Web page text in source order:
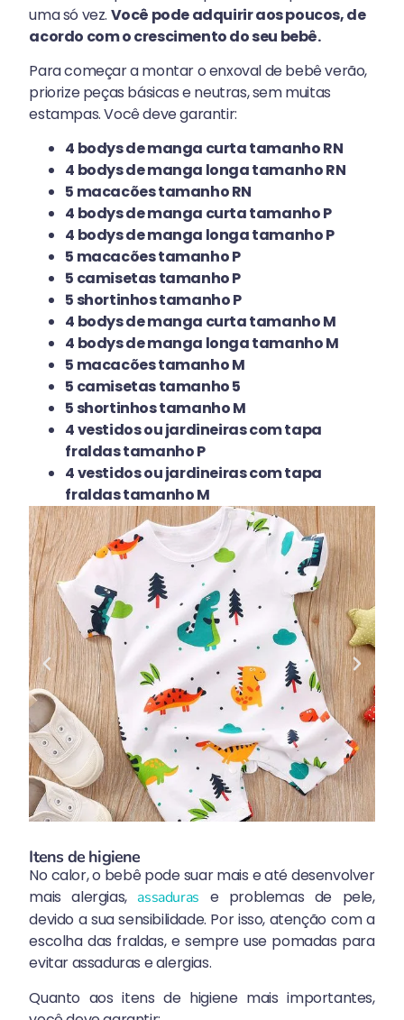
uma só vez. Você pode adquirir aos poucos, de
acordo com o crescimento do seu bebê.
Para começar a montar o enxoval de bebê verão,
priorize peças básicas e neutras, sem muitas
estampas. Você deve garantir:
4 bodys de manga curta tamanho RN
4 bodys de manga longa tamanho RN
5 macacões tamanho RN
4 bodys de manga curta tamanho P
4 bodys de manga longa tamanho P
5 macacões tamanho P
5 camisetas tamanho P
5 shortinhos tamanho P
4 bodys de manga curta tamanho M
4 bodys de manga longa tamanho M
5 macacões tamanho M
5 camisetas tamanho 5
5 shortinhos tamanho M
4 vestidos ou jardineiras com tapa
fraldas tamanho P
4 vestidos ou jardineiras com tapa
fraldas tamanho M
Itens de higiene
No calor, o bebê pode suar mais e até desenvolver
mais alergias,assaduras e problemas de pele,
devido a sua sensibilidade. Por isso, atenção com a
escolha das fraldas, e sempre use pomadas para
evitar assaduras e alergias.
Quanto aos itens de higiene mais importantes,